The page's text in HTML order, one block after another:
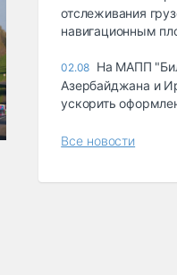
отслеживания
навигационным
02.08 На МАПП
Азербайджана и
ускорить
Все новости